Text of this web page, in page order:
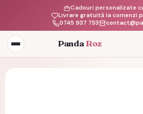
Livrare gratuită la comenzi
Cadouri personalizate
0745 937 753
Deschide
meniul
Panda Roz